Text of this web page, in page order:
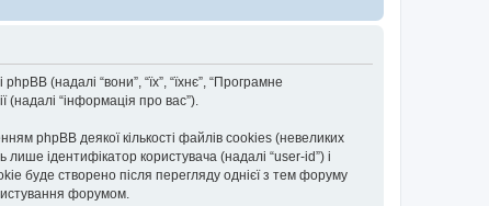
(надалі “вони”, “їх”, “їхнє”, “Програмне
“інформація про вас”).
phpBB деякої кількості файлів cookies (невеликих
ідентифікатор користувача (надалі “user-id”) і
буде створено після перегляду однієї з тем форуму
форумом.